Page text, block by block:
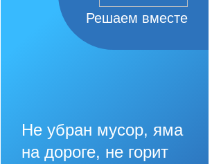
Решаем вместе
Не убран мусор, яма
на дороге, не горит